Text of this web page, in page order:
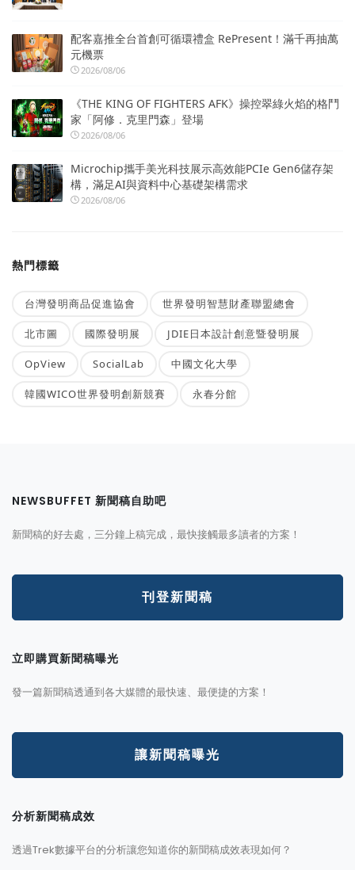
配客嘉推全台首創可循環禮盒 RePresent！滿千再抽萬
元機票
2026/08/06
《THE KING OF FIGHTERS AFK》操控翠綠火焰的格鬥
家「阿修．克里門森」登場
2026/08/06
Microchip攜手美光科技展示高效能PCIe Gen6儲存架
構，滿足AI與資料中心基礎架構需求
2026/08/06
熱門標籤
台灣發明商品促進協會 世界發明智慧財產聯盟總會
北市圖 國際發明展 JDIE日本設計創意暨發明展
OpView SocialLab 中國文化大學
韓國WICO世界發明創新競賽 永春分館
NEWSBUFFET 新聞稿自助吧
新聞稿的好去處，三分鐘上稿完成，最快接觸最多讀者的方案！
刊登新聞稿
立即購買新聞稿曝光
發一篇新聞稿透通到各大媒體的最快速、最便捷的方案！
讓新聞稿曝光
分析新聞稿成效
透過Trek數據平台的分析讓您知道你的新聞稿成效表現如何？